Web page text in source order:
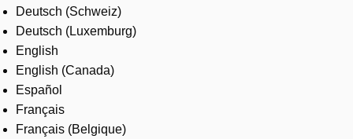
Where to buy
Contact us
Careers
Deutsch (Schweiz)
Deutsch (Luxemburg)
English
English (Canada)
Español
Français
Français (Belgique)